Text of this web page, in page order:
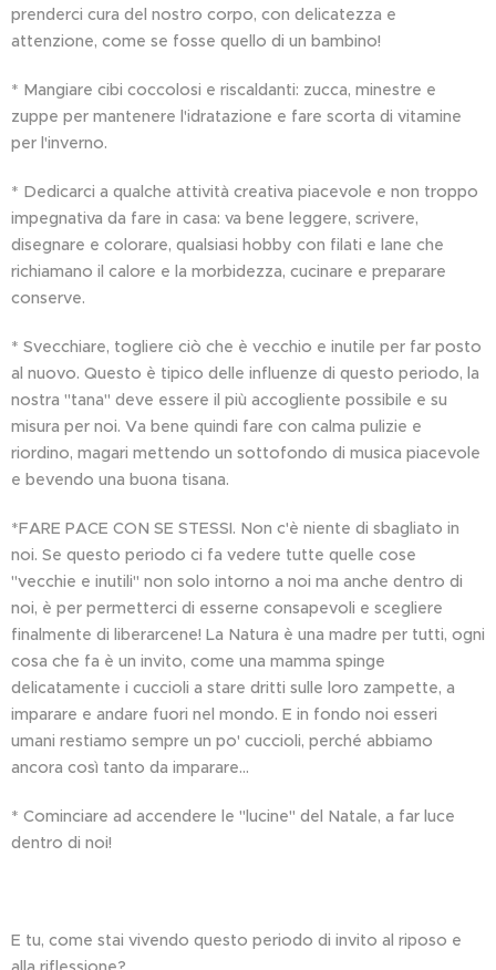
prenderci cura del nostro corpo, con delicatezza e
attenzione, come se fosse quello di un bambino!
* Mangiare cibi coccolosi e riscaldanti: zucca, minestre e
zuppe per mantenere l'idratazione e fare scorta di vitamine
per l'inverno.
* Dedicarci a qualche attività creativa piacevole e non troppo
impegnativa da fare in casa: va bene leggere, scrivere,
disegnare e colorare, qualsiasi hobby con filati e lane che
richiamano il calore e la morbidezza, cucinare e preparare
conserve.
* Svecchiare, togliere ciò che è vecchio e inutile per far posto
al nuovo. Questo è tipico delle influenze di questo periodo, la
nostra "tana" deve essere il più accogliente possibile e su
misura per noi. Va bene quindi fare con calma pulizie e
riordino, magari mettendo un sottofondo di musica piacevole
e bevendo una buona tisana.
*FARE PACE CON SE STESSI. Non c'è niente di sbagliato in
noi. Se questo periodo ci fa vedere tutte quelle cose
"vecchie e inutili" non solo intorno a noi ma anche dentro di
noi, è per permetterci di esserne consapevoli e scegliere
finalmente di liberarcene! La Natura è una madre per tutti, ogni
cosa che fa è un invito, come una mamma spinge
delicatamente i cuccioli a stare dritti sulle loro zampette, a
imparare e andare fuori nel mondo. E in fondo noi esseri
umani restiamo sempre un po' cuccioli, perché abbiamo
ancora così tanto da imparare...
* Cominciare ad accendere le "lucine" del Natale, a far luce
dentro di noi!
E tu, come stai vivendo questo periodo di invito al riposo e